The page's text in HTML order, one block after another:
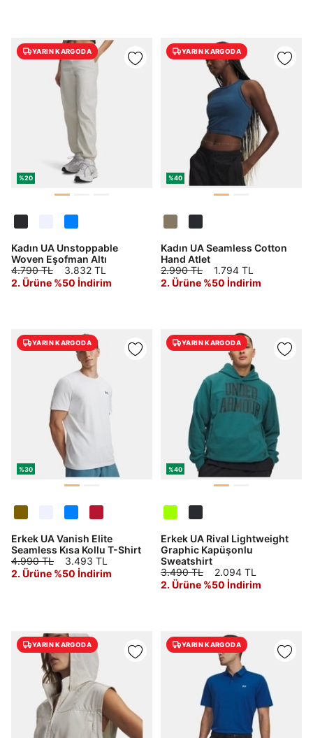
%20
YARIN KARGODA
Kadın UA Unstoppable
Woven Eşofman Altı
4.790 TL
3.832 TL
2. Ürüne %50 İndirim
%40
YARIN KARGODA
Kadın UA Seamless Cotton
Hand Atlet
2.990 TL
1.794 TL
2. Ürüne %50 İndirim
%30
YARIN KARGODA
Erkek UA Vanish Elite
Seamless Kısa Kollu T-Shirt
4.990 TL
3.493 TL
2. Ürüne %50 İndirim
%40
YARIN KARGODA
Erkek UA Rival Lightweight
Graphic Kapüşonlu
Sweatshirt
3.490 TL
2.094 TL
2. Ürüne %50 İndirim
YARIN KARGODA YARIN KARGODA